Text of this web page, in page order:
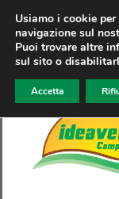
Usiamo i cookie
navigazione sul
Puoi trovare altre
sul sito o
Accetta